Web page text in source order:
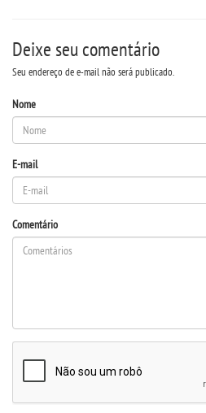
REVISTA CIÊNCIA CONTEMPORÂNEA
REPOSITÓRIO
TCC
Deixe seu comentário
Seu endereço de e-mail não será publicado.
Nome
E-mail
Comentário